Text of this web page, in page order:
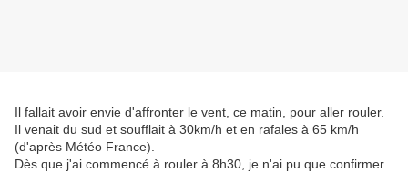
Il fallait avoir envie d'affronter le vent, ce matin, pour aller rouler.
Il venait du sud et soufflait à 30km/h et en rafales à 65 km/h
(d'après Météo France).
Dès que j'ai commencé à rouler à 8h30, je n'ai pu que confirmer